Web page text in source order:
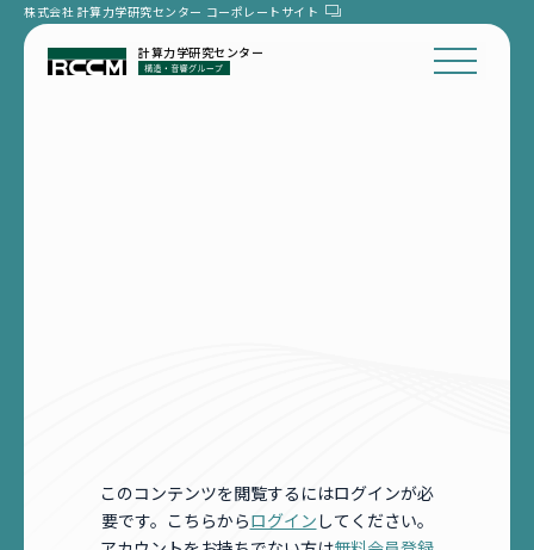
株式会社 計算力学研究センター コーポレートサイト
計算力学研究センター
このコンテンツを閲覧するにはログインが必
要です。こちらからログイン してください。